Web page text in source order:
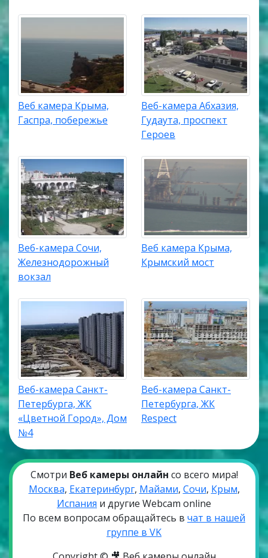
Веб камера Крыма,
Гаспра, побережье
Веб-камера Абхазия,
Гудаута, проспект
Героев
Веб-камера Сочи,
Железнодорожный
вокзал
Веб камера Крыма,
Крымский мост
Веб-камера Санкт-
Петербурга, ЖК
«Цветной Город», Дом
№4
Веб-камера Санкт-
Петербурга, ЖК
Respect
Смотри Веб камеры онлайн со всего мира!
Москва, Екатеринбург, Майами, Сочи, Крым,
Испания и другие Webcam online
По всем вопросам обращайтесь в чат в нашей
группе в VK